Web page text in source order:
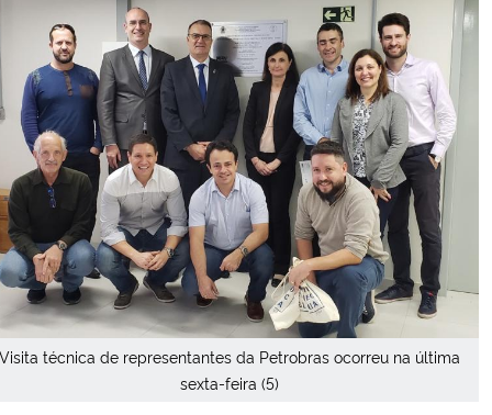
Ministério do Meio Ambiente
Ministério do Turismo
Ministério do Desenvolvimento Regional
Controladoria-Geral da União
Ministério da Mulher, da Família e dos Direitos Humanos
Secretaria-Geral
Visita técnica de representantes da Petrobras ocorreu na última
sexta-feira (5)